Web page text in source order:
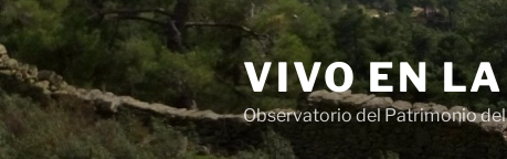
Saltar
al
contenido
VIVO EN
Observatorio del Patrimonio